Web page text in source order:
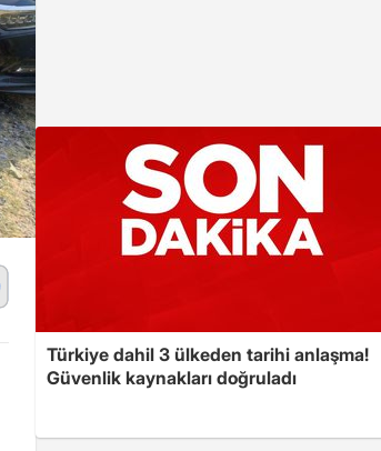
Türkiye dahil 3 ülkeden tarihi anlaşma!
Güvenlik kaynakları doğruladı